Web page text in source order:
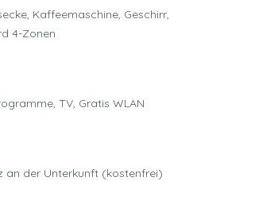
Kaffeemaschine, Geschirr,
4-Zonen
TV, Gratis WLAN
an der Unterkunft (kostenfrei)